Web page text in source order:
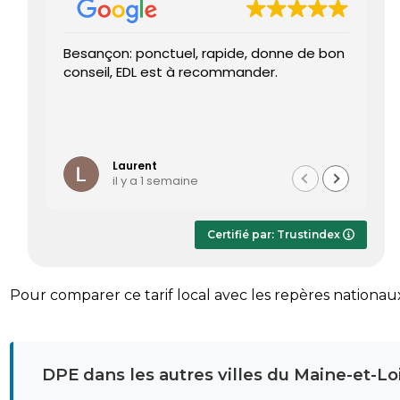
Besançon: ponctuel, rapide, donne de bon
conseil, EDL est à recommander.
Laurent
il y a 1 semaine
Certifié par: Trustindex
Pour comparer ce tarif local avec les repères
DPE dans les autres villes du Maine-et-